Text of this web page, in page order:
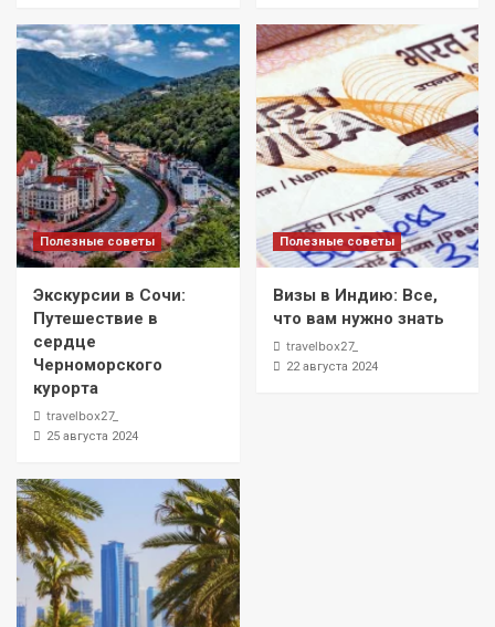
Полезные советы
Экскурсии в Сочи:
Путешествие в
сердце
Черноморского
курорта
travelbox27_
25 августа 2024
Полезные советы
Визы в Индию: Все,
что вам нужно знать
travelbox27_
22 августа 2024